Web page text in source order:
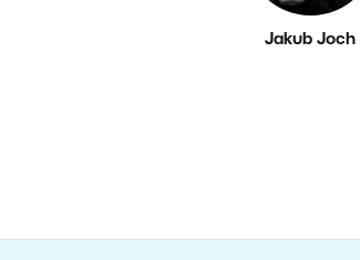
Jakub Joch